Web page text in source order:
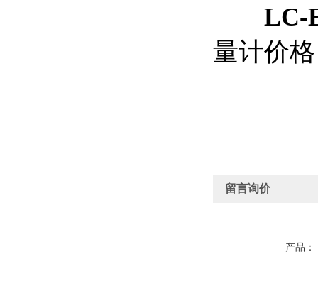
LC-
量计价
留言询价
产品：